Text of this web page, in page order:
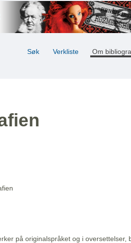
Søk Verkliste Om
på originalspråket og i oversettelser,